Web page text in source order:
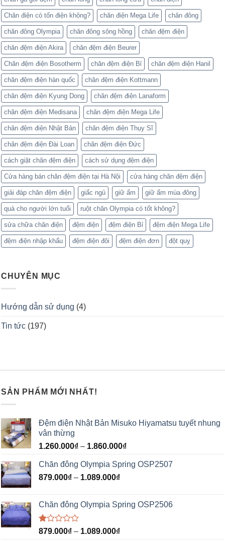
Chăn điện có tốn điện không? chăn điện Mega Life chăn đông
chăn đông Olympia chăn đông sông hồng chăn đệm điện
chăn đệm điện Akira chăn đệm điện Beurer
Chăn đệm điện Bosotherm chăn đệm điện Bỉ chăn đệm điện Hanil
chăn đệm điện hàn quốc chăn đệm điện Kottmann
chăn đệm điện Kyung Dong chăn đệm điện Lanaform
chăn đệm điện Medisana chăn đệm điện Mega Life
chăn đệm điện Nhật Bản chăn đệm điện Thụy Sĩ
chăn đệm điện Đài Loan chăn đệm điện Đức
cách giặt chăn đệm điện cách sử dụng đệm điện
Cửa hàng bán chăn đệm điện tại Hà Nội cửa hàng chăn đệm điện
giải đáp chăn đệm điện giấc ngủ giữ ấm giữ ấm mùa đông
quà cho người lớn tuổi ruột chăn Olympia có tốt không?
sửa chữa chăn điện đệm điện đệm điện Bỉ đệm điện Mega Life
đệm điện nhập khẩu đệm điện đôi đệm điện đơn đột quỵ
CHUYÊN MỤC
Hướng dẫn sử dụng (4)
Tin tức (197)
SẢN PHẨM MỚI NHẤT!
Đệm điện Nhật Bản Misuko Hiyamatsu tuyết nhung
vân thừng
1.260.000₫ – 1.860.000₫
Chăn đông Olympia Spring OSP2507
879.000₫ – 1.089.000₫
Chăn đông Olympia Spring OSP2506
Được
879.000₫ – 1.089.000₫